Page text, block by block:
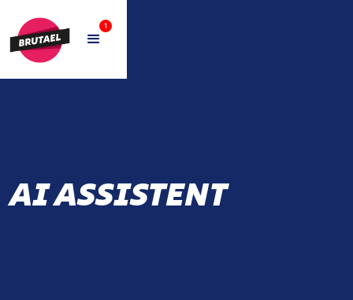
1
AI ASSISTENT